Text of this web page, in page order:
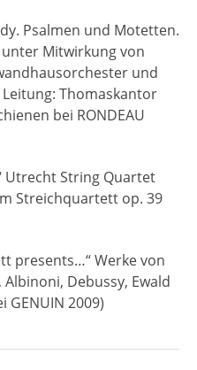
Psalmen und Motetten.
Mitwirkung von
und
Thomaskantor
bei RONDEAU
Utrecht String Quartet
Streichquartett op. 39
presents…“ Werke von
Debussy, Ewald
GENUIN 2009)